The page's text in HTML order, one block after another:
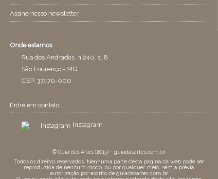
Assine nosso newsletter
Onde estamos
Rua dos Andradas, n.240, sl.8
São Lourenço - MG
CEP: 37470-000
Entre em contato
Instagram
© Guia das Artes (2015) - guiadasartes.com.br
Todos os direitos reservados. Nenhuma parte desta página da web pode ser
reproduzida de nenhum modo, ou por qualquer meio, sem a prévia
autorização por escrito de guiadasartes.com.br